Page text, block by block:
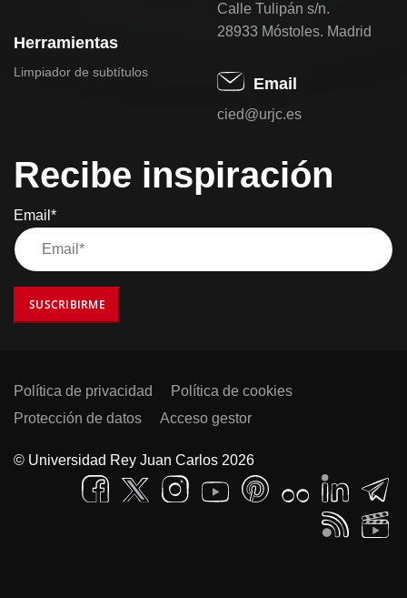
Herramientas
Limpiador de subtítulos
Calle Tulipán s/n.
28933 Móstoles. Madrid
Email
cied@urjc.es
Recibe inspiración
Email*
SUSCRIBIRME
Política de privacidad
Política de cookies
Protección de datos
Acceso gestor
© Universidad Rey Juan Carlos 2026